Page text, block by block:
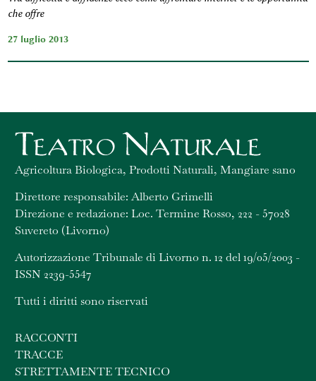
che offre
27 luglio 2013
Agricoltura Biologica, Prodotti Naturali, Mangiare sano
Direttore responsabile: Alberto Grimelli
Direzione e redazione: Loc. Termine Rosso, 222 - 57028
Suvereto (Livorno)
Autorizzazione Tribunale di Livorno n. 12 del 19/05/2003 -
ISSN 2239-5547
Tutti i diritti sono riservati
RACCONTI
TRACCE
STRETTAMENTE TECNICO